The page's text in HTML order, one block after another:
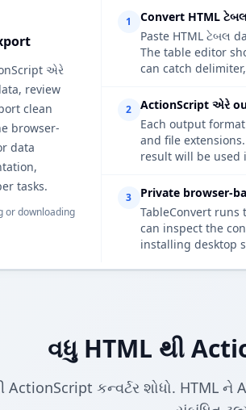
એરે
review
clean
browser-
data
tasks.
or downloading
1
Convert HTML
Paste HTML ટેબલ
The table editor
can catch
2
ActionScript એરે
Each output
and file
result will be used
3
Private browser-
TableConvert runs
can inspect the
installing desktop
વધુ HTML થી
ActionScript કન્વર્ટર શોધો. HTML